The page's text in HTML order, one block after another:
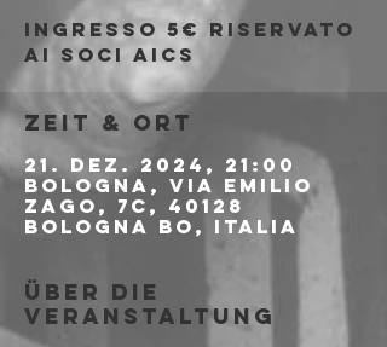
Ingresso 5€ riservato
ai soci AICS
Zeit & Ort
21. Dez. 2024, 21:00
Bologna, Via Emilio
Zago, 7c, 40128
Bologna BO, Italia
Über die
Veranstaltung